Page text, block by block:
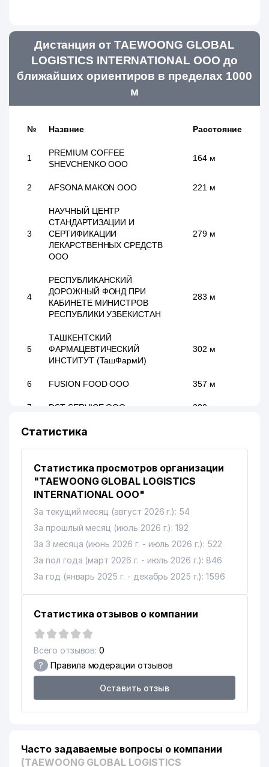
Дистанция от TAEWOONG GLOBAL
LOGISTICS INTERNATIONAL ООО до
ближайших ориентиров в пределах 1000
м
№ Назвние Расстояние
1
PREMIUM COFFEE
SHEVCHENKO ООО
164 м
2 AFSONA MAKON ООО 221 м
3
НАУЧНЫЙ ЦЕНТР
СТАНДАРТИЗАЦИИ И
СЕРТИФИКАЦИИ
ЛЕКАРСТВЕННЫХ СРЕДСТВ
ООО
279 м
4
РЕСПУБЛИКАНСКИЙ
ДОРОЖНЫЙ ФОНД ПРИ
КАБИНЕТЕ МИНИСТРОВ
РЕСПУБЛИКИ УЗБЕКИСТАН
283 м
5
ТАШКЕНТСКИЙ
ФАРМАЦЕВТИЧЕСКИЙ
ИНСТИТУТ (ТашФармИ)
302 м
6 FUSION FOOD ООО 357 м
7 DST SERVICE ООО 380 м
8 ТЕПЛОЭЛЕКТРОПРОЕКТ АО
10 GLOBAL-GAS ООО 398 м
11
ИНСТИТУТ МИНЕРАЛЬНЫХ
РЕСУРСОВ ГП
ELSTAB ООО
13
ГОСУДАРСТВЕННЫЙ МУЗЕЙ
400 м
14 EAST STARK-TV ЧП 404 м
15 LANISEL ООО 406 м
16
ХОКИМИЯТ МИРАБАДСКОГО
РАЙОНА
ОТДЕЛ ПО ДЕЛАМ КУЛЬТУРЫ
МИРАБАДСКОГО РАЙОНА
НОТАРИАЛЬНАЯ КОНТОРА №8
19 ИТАЛХИТ ГРУП ООО 500 м
Статистика
Статистика просмотров организации
"TAEWOONG GLOBAL LOGISTICS
INTERNATIONAL ООО"
За текущий месяц (август 2026 г.): 54
За прошлый месяц (июль 2026 г.): 192
За 3 месяца (июнь 2026 г. - июль 2026 г.): 522
За пол года (март 2026 г. - июль 2026 г.): 846
За год (январь 2025 г. - декабрь 2025 г.): 1596
Статистика отзывов о компании
Всего отзывов: 0
? Правила модерации отзывов
Оставить отзыв
Часто задаваемые вопросы о компании
(TAEWOONG GLOBAL LOGISTICS